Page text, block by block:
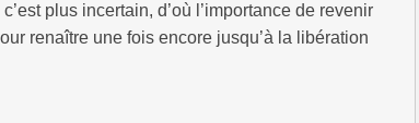
plus incertain, d’où l’importance de revenir
renaître une fois encore jusqu’à la libération